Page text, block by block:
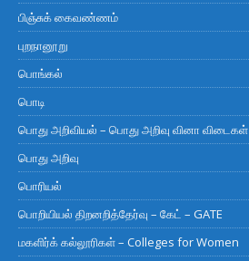
பிஞ்சுக் கைவண்ணம்
புறநானூறு
பொங்கல்
பொடி
பொது அறிவியல் – பொது அறிவு வினா விடைகள்
பொது அறிவு
பொரியல்
பொறியியல் திறனறித்தேர்வு – கேட் – GATE
மகளிர்க் கல்லூரிகள் – Colleges for Women